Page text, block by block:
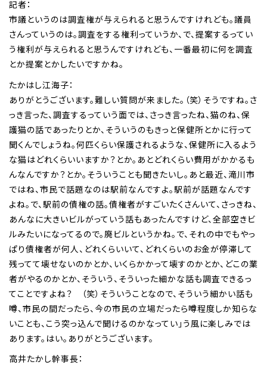
記者：
市議というのは調査権が与えられると思うんですけれども。議員
さんっていうのは。調査をする権利っていうか、で、提案するってい
う権利が与えられると思うんですけれども、一番最初に何を調査
とか提案とかしたいですかね。
たかはし江海子：
ありがとうございます。難しい質問が来ました。（笑）そうですね。さ
っき言った、調査するっていう面では、さっき言ったね、猫のね、保
護猫の話であったりとか、そういうのもきっと保健所とかに行って
聞くんでしょうね。何匹くらい保護されるような、保健所に入るよう
な猫はどれくらいいますか？とか。あとどれくらい費用がかかるも
んなんですか？とか。そういうことも聞きたいし。あと最近、滝川市
ではね、市民で話題なのは駅前なんですよ。駅前が話題なんです
よね。で、駅前の債権の話。債権者がすごいたくさんいて、さっきね、
あんなに大きいビルがっていう話もあったんですけど、全部空きビ
ルみたいになってるので。廃ビルというかね。で、それの中でもやっ
ぱり債権者が何人、どれくらいいて、どれくらいのお金が停滞して
残ってて壊せないのかとか、いくらかかって壊すのかとか、どこの業
者がやるのかとか、そういう、そういった細かな話も調査できるっ
てことですよね？ （笑）そういうことなので、そういう細かい話も
噂、市民の間だったら、今の市民の立場だったら噂程度しか知らな
いことも、こう突っ込んで聞けるのかなってい」う風に楽しみでは
あります。はい。ありがとうございます。
高井たかし幹事長：